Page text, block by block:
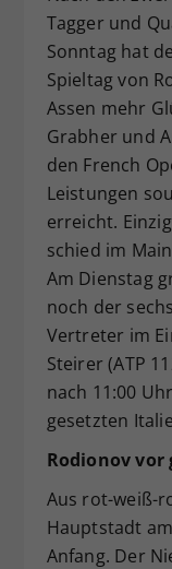
Tagger und
Sonntag hat
Spieltag von
Assen mehr
Grabher und
den French
Leistungen
erreicht.
schied im
Am Dienstag
noch der
Vertreter im
Steirer (ATP
nach 11:00
gesetzten
Rodionov vor
Aus rot-weiß-
Hauptstadt
Anfang. Der
Zweck